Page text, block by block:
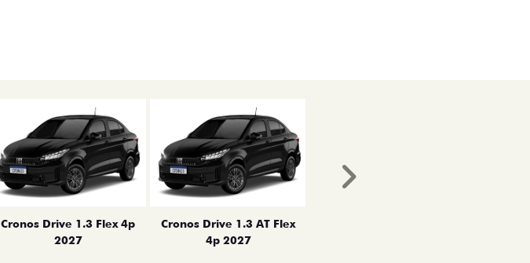
Cronos Drive 1.3 Flex 4p
2027
Cronos Drive 1.3 AT Flex
4p 2027
Próximo